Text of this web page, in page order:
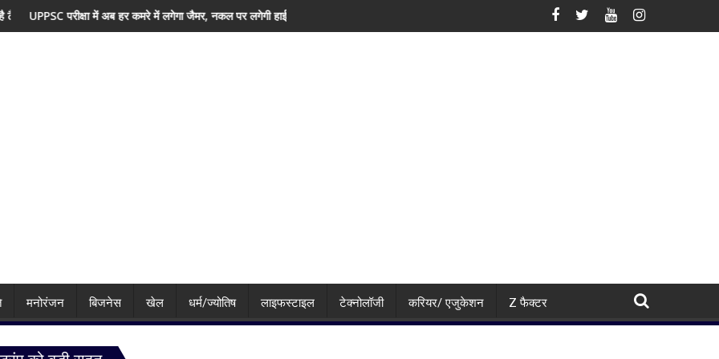
समाधान
कमरे में लगेगा जैमर, नकल पर लगेगी हाईटेक रोक; ऑनलाइन मूल्यांकन समेत कई बड़े बदलावयूपी विधानसभा का मानसून सत्र समय से पहले खत्म, सपा के हंगामे के बीच स्पीकर ने सदन किया अनिश्चितकाल के लिए स्थगित
विधानसभा में हंगामे पर CM योगी का सपा पर बड़ा
मनोरंजन बिजनेस खेल धर्म/ज्योतिष लाइफस्टाइल टेक्नोलॉजी करियर/ एजुकेशन Z फैक्टर